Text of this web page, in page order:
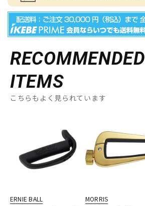
RECOMMENDED
ITEMS
こちらもよく見られています
ERNIE BALL
MORRIS